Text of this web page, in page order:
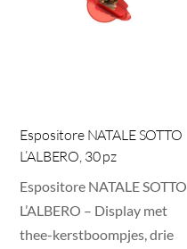
Espositore NATALE SOTTO
L’ALBERO, 30 pz
Espositore NATALE SOTTO
L’ALBERO – Display met
thee-kerstboompjes, drie